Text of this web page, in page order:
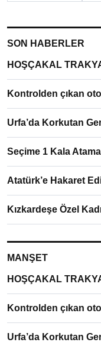
SON HABERLER
HOŞÇAKAL
Kontrolden çıkan
Urfa’da Korkutan
Seçime 1 Kala Atama
Atatürk’e Hakaret
Kızkardeşe Özel
MANŞET
HOŞÇAKAL
Kontrolden çıkan
Urfa’da Korkutan